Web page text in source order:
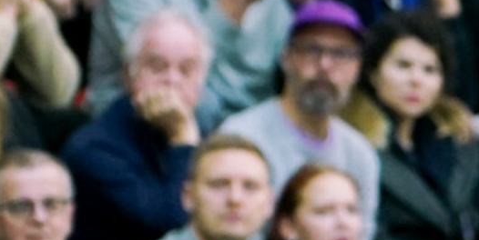
Islannin
Nordic Open -
turnauksen
toisessa
ottelussa